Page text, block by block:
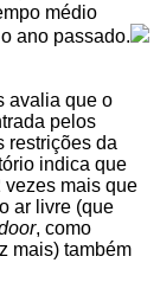
médio
ano passado.
avalia que o
pelos
restrições da
indica que
vezes mais que
ar livre (que
, como
mais) também